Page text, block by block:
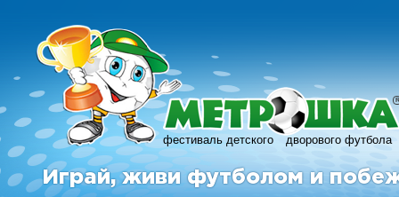
фестиваль детского дворового футбола
R
Играй, живи футболом и